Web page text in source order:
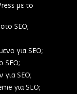
με το
SEO;
για SEO;
SEO;
SEO;
για SEO;